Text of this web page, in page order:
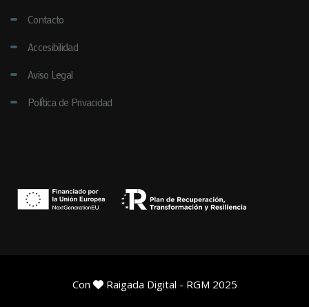
Contacto
Accesibilidad
Aviso Legal
Política de Privacidad
Con Raigada Digital - RGM 2025